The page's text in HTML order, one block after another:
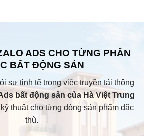
ADS CHO TỪNG PHÂN
BẤT ĐỘNG SẢN
sự tinh tế trong việc truyền tải thông
bất động sản của Hà Việt Trung
thuật cho từng dòng sản phẩm đặc
thù.